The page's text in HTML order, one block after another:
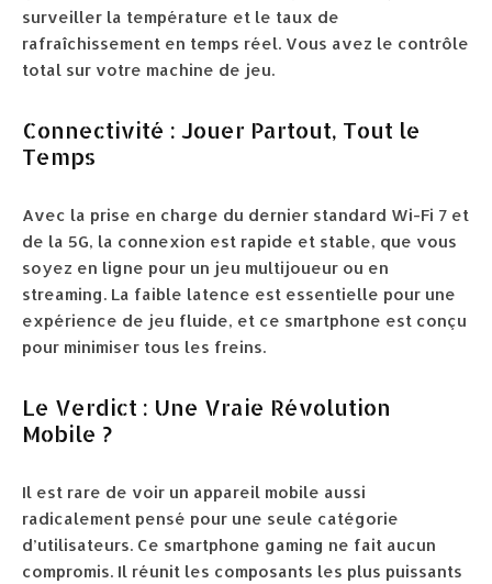
surveiller la température et le taux de
rafraîchissement en temps réel. Vous avez le contrôle
total sur votre machine de jeu.
Connectivité : Jouer Partout, Tout le
Temps
Avec la prise en charge du dernier standard Wi-Fi 7 et
de la 5G, la connexion est rapide et stable, que vous
soyez en ligne pour un jeu multijoueur ou en
streaming. La faible latence est essentielle pour une
expérience de jeu fluide, et ce smartphone est conçu
pour minimiser tous les freins.
Le Verdict : Une Vraie Révolution
Mobile ?
Il est rare de voir un appareil mobile aussi
radicalement pensé pour une seule catégorie
d’utilisateurs. Ce smartphone gaming ne fait aucun
compromis. Il réunit les composants les plus puissants